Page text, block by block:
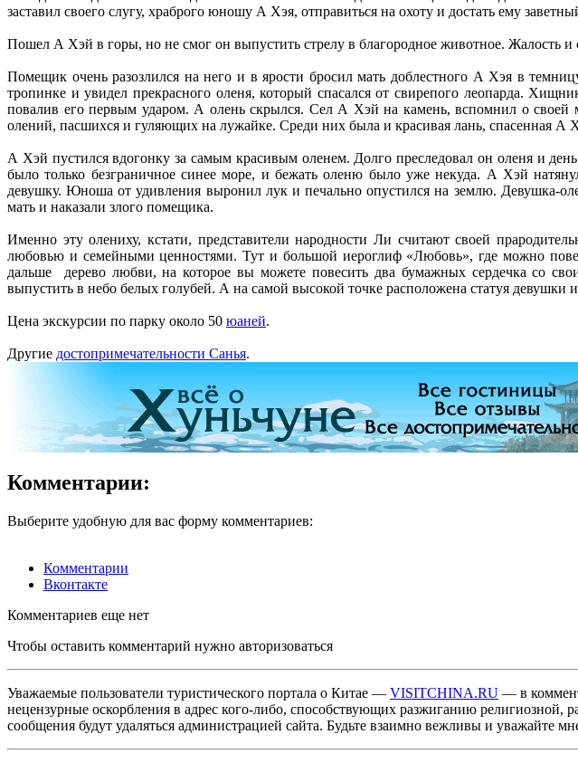
заставил своего слугу, храброго юношу А Хэя, отправиться на охоту и достать ему
Пошел А Хэй в горы, но не смог он выпустить стрелу в благородное животное. Жалость и
Помещик очень разозлился на него и в ярости бросил мать доблестного А Хэя в
тропинке и увидел прекрасного оленя, который спасался от свирепого леопарда.
повалив его первым ударом. А олень скрылся. Сел А Хэй на камень, вспомнил о своей
олений, пасшихся и гуляющих на лужайке. Среди них была и красивая лань, спасенная
А Хэй пустился вдогонку за самым красивым оленем. Долго преследовал он оленя и
было только безграничное синее море, и бежать оленю было уже некуда. А Хэй
девушку. Юноша от удивления выронил лук и печально опустился на землю. Девушка-
мать и наказали злого помещика.
Именно эту олениху, кстати, представители народности Ли считают своей
любовью и семейными ценностями. Тут и большой иероглиф «Любовь», где можно
дальше дерево любви, на которое вы можете повесить два бумажных сердечка со
выпустить в небо белых голубей. А на самой высокой точке расположена статуя девушки
Цена экскурсии по парку около 50 юаней.
Другие достопримечательности Санья.
Комментарии:
Выберите удобную для вас форму комментариев:
Комментарии
Вконтакте
Комментариев еще нет
Чтобы оставить комментарий нужно авторизоваться
Уважаемые пользователи туристического портала о Китае — VISITCHINA.RU — в
нецензурные оскорбления в адрес кого-либо, способствующих разжиганию
сообщения будут удаляться администрацией сайта. Будьте взаимно вежливы и уважайте